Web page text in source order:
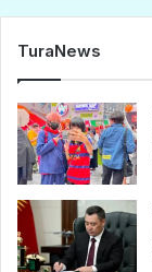
TuraNews